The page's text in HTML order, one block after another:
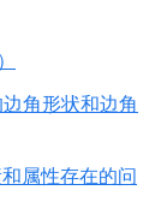
边角形状和边角
属性存在的问